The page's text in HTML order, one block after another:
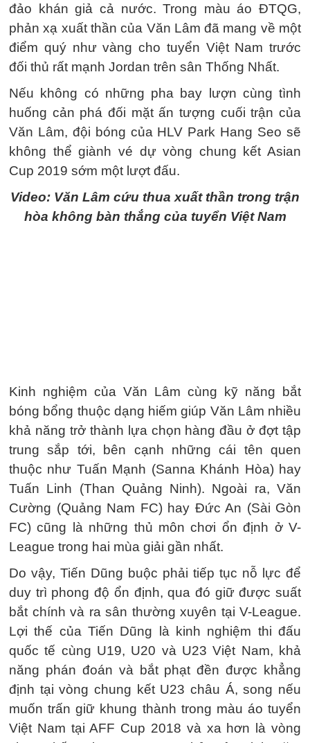
đảo khán giả cả nước. Trong màu áo ĐTQG,
phản xạ xuất thần của Văn Lâm đã mang về một
điểm quý như vàng cho tuyển Việt Nam trước
đối thủ rất mạnh Jordan trên sân Thống Nhất.
Nếu không có những pha bay lượn cùng tình
huống cản phá đối mặt ấn tượng cuối trận của
Văn Lâm, đội bóng của HLV Park Hang Seo sẽ
không thể giành vé dự vòng chung kết Asian
Cup 2019 sớm một lượt đấu.
Video: Văn Lâm cứu thua xuất thần trong trận
hòa không bàn thắng của tuyển Việt Nam
Kinh nghiệm của Văn Lâm cùng kỹ năng bắt
bóng bổng thuộc dạng hiếm giúp Văn Lâm nhiều
khả năng trở thành lựa chọn hàng đầu ở đợt tập
trung sắp tới, bên cạnh những cái tên quen
thuộc như Tuấn Mạnh (Sanna Khánh Hòa) hay
Tuấn Linh (Than Quảng Ninh). Ngoài ra, Văn
Cường (Quảng Nam FC) hay Đức An (Sài Gòn
FC) cũng là những thủ môn chơi ổn định ở V-
League trong hai mùa giải gần nhất.
Do vậy, Tiến Dũng buộc phải tiếp tục nỗ lực để
duy trì phong độ ổn định, qua đó giữ được suất
bắt chính và ra sân thường xuyên tại V-League.
Lợi thế của Tiến Dũng là kinh nghiệm thi đấu
quốc tế cùng U19, U20 và U23 Việt Nam, khả
năng phán đoán và bắt phạt đền được khẳng
định tại vòng chung kết U23 châu Á, song nếu
muốn trấn giữ khung thành trong màu áo tuyển
Việt Nam tại AFF Cup 2018 và xa hơn là vòng